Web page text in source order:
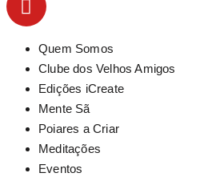
Quem Somos
Clube dos Velhos Amigos
Edições iCreate
Mente Sã
Poiares a Criar
Meditações
Eventos